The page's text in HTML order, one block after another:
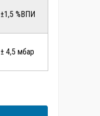
±1,5 %ВПИ
± 4,5 мбар